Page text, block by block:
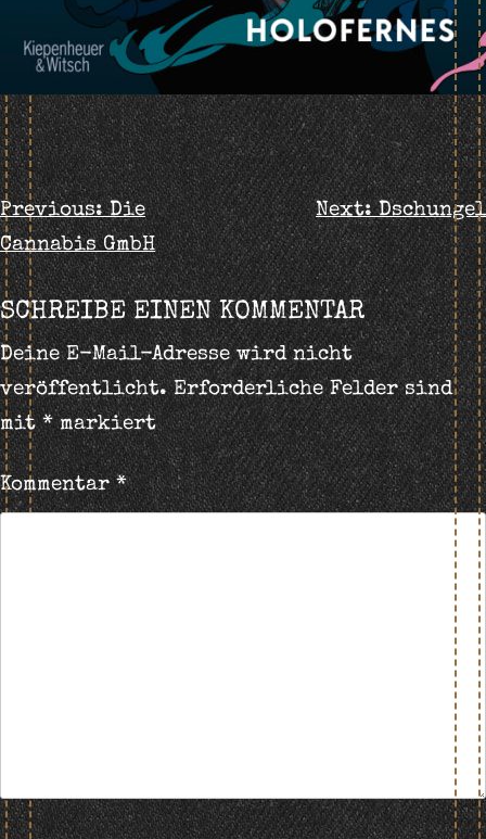
BEITRAGS-
NAVIGATION
Previous: Die
Cannabis GmbH
Next: Dschungel
SCHREIBE EINEN KOMMENTAR
Deine E-Mail-Adresse wird nicht
veröffentlicht. Erforderliche Felder sind
mit*markiert
Kommentar*